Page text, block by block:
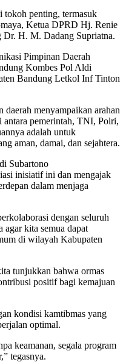
tokoh penting, termasuk
Ketua DPRD Hj. Renie
Dr. H. M. Dadang Supriatna.
Pimpinan Daerah
Kombes Pol Aldi
Bandung Letkol Inf Tinton
menyampaikan arahan
antara pemerintah, TNI, Polri,
adalah untuk
aman, damai, dan sejahtera.
Subartono
inisiatif ini dan mengajak
dalam menjaga
dengan seluruh
agar kita semua dapat
di wilayah Kabupaten
tunjukkan bahwa ormas
positif bagi kemajuan
kondisi kamtibmas yang
optimal.
keamanan, segala program
tegasnya.